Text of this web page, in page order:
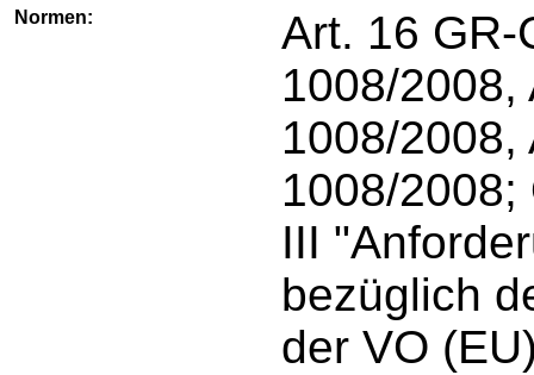
Normen:
Art. 16 GR-
1008/2008,
1008/2008,
1008/2008;
III
bezüglich
der VO